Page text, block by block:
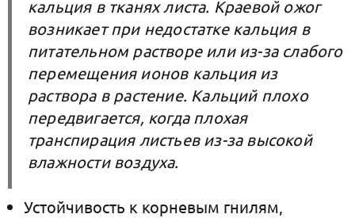
кальция в тканях листа. Краевой ожог
возникает при недостатке кальция в
питательном растворе или из-за слабого
перемещения ионов кальция из
раствора в растение. Кальций плохо
передвигается, когда плохая
транспирация листьев из-за высокой
влажности воздуха.
Устойчивость к корневым гнилям,